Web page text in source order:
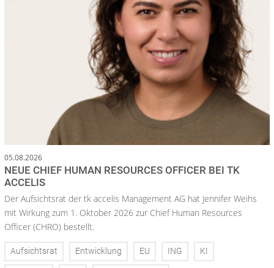
05.08.2026
NEUE CHIEF HUMAN RESOURCES OFFICER BEI TK
ACCELIS
Der Aufsichtsrat der tk accelis Management AG hat Jennifer Weihs
mit Wirkung zum 1. Oktober 2026 zur Chief Human Resources
Officer (CHRO) bestellt.
Aufsichtsrat Entwicklung EU ING KI